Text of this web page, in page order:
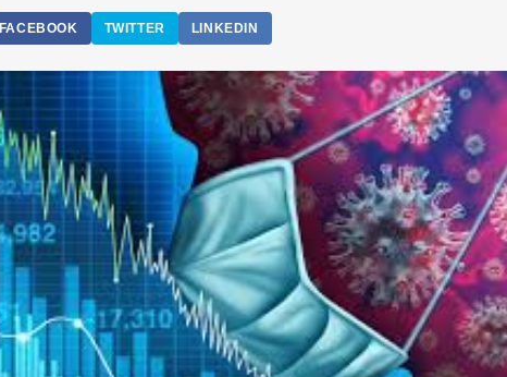
FACEBOOK TWITTER LINKEDIN